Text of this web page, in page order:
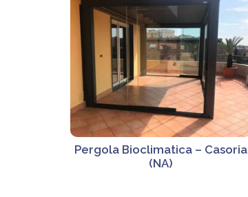
Pergola Bioclimatica – Casoria
(NA)